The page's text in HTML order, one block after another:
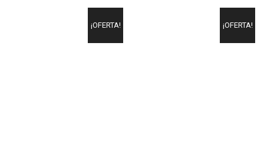
ES:
22,90 €.
145,00 €.
ES:
58,00 €.
¡OFERTA! ¡OFERTA!